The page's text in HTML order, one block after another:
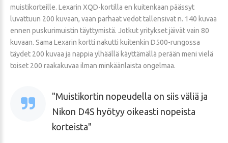
muistikorteille. Lexarin XQD-kortilla en kuitenkaan päässyt
luvattuun 200 kuvaan, vaan parhaat vedot tallensivat n. 140 kuvaa
ennen puskurimuistin täyttymistä. Jotkut yritykset jäivät vain 80
kuvaan. Sama Lexarin kortti nakutti kuitenkin D500-rungossa
täydet 200 kuvaa ja nappia ylhäällä käyttämällä perään meni vielä
toiset 200 raakakuvaa ilman minkäänlaista ongelmaa.
Muistikortin nopeudella on siis väliä ja
Nikon D4S hyötyy oikeasti nopeista
korteista